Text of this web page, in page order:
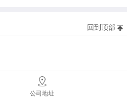
公司地址
回到顶部